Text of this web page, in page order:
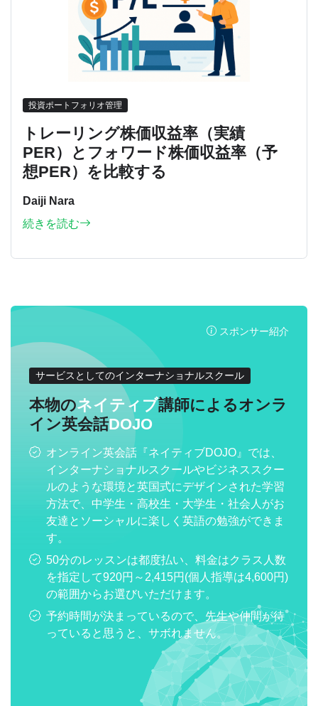
投資ポートフォリオ管理
トレーリング株価収益率（実績
PER）とフォワード株価収益率（予
想PER）を比較する
Daiji Nara
続きを読む
スポンサー紹介
サービスとしてのインターナショナルスクール
本物のネイティブ講師によるオンラ
イン英会話DOJO
オンライン英会話『ネイティブDOJO』では、
インターナショナルスクールやビジネススクー
ルのような環境と英国式にデザインされた学習
方法で、中学生・高校生・大学生・社会人がお
友達とソーシャルに楽しく英語の勉強ができま
す。
50分のレッスンは都度払い、料金はクラス人数
を指定して920円～2,415円(個人指導は4,600円)
の範囲からお選びいただけます。
予約時間が決まっているので、先生や仲間が待
っていると思うと、サボれません。